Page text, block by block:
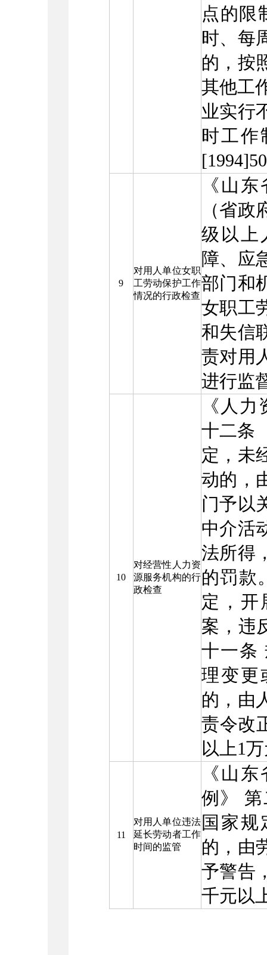
点的限
时、每
的，按
其他工
业实行
时工作
9
对用人单位女职
工劳动保护工作
情况的行政检查
《山
（省
级以上
障、应
部门和
女职工
和失信
责对用
进行监
10
对经营性人力资
源服务机构的行
政检查
《人
十二条
定，未
动的，
门予以
中介活
法所得
的罚款
定，开
案，违
十一条
理变更
的，由
责令改
以上1
11
对用人单位违法
延长劳动者工作
时间的监管
《山
例》
国家规
的，由
予警告
千元以